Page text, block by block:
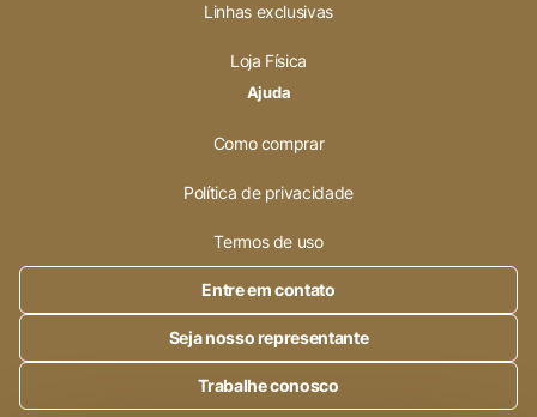
Linhas exclusivas
Loja Física
Ajuda
Como comprar
Política de privacidade
Termos de uso
Entre em contato
Seja nosso representante
Trabalhe conosco